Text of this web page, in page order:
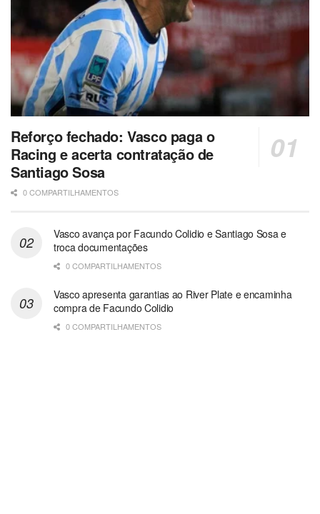
Reforço fechado: Vasco paga o
Racing e acerta contratação de
Santiago Sosa
0 COMPARTILHAMENTOS
Vasco avança por Facundo Colidio e Santiago Sosa e
troca documentações
0 COMPARTILHAMENTOS
Vasco apresenta garantias ao River Plate e encaminha
compra de Facundo Colidio
0 COMPARTILHAMENTOS